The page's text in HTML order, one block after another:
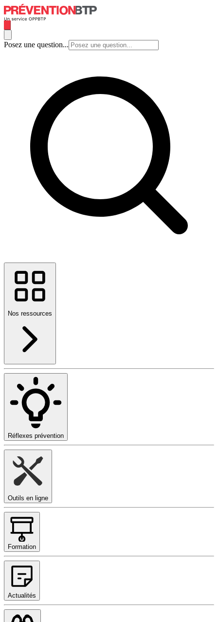
Posez une question...
Nos ressources
Réflexes prévention
Outils en ligne
Formation
Actualités